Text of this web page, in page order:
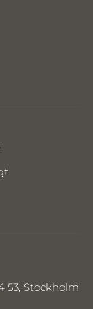
53, Stockholm